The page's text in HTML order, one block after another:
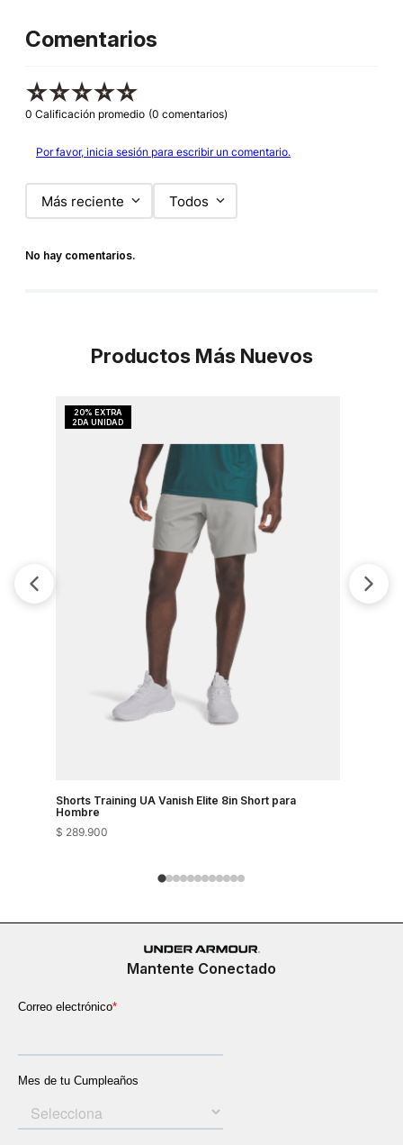
Comentarios
☆☆☆☆☆
0 Calificación promedio (0 comentarios)
Por favor, inicia sesión para escribir un comentario.
Más reciente Todos
No hay comentarios.
Productos Más Nuevos
Shorts Training UA Vanish Elite 8in Short para
Hombre
$ 289.900
Mantente Conectado